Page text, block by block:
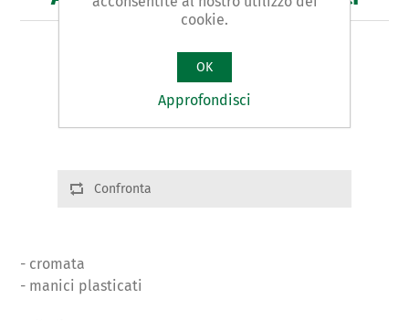
PINZA PER IDRAULICI tipo PER SIFONI
Varianti prodotto
Confronta
- cromata
- manici plasticati
cookie.
OK
Approfondisci